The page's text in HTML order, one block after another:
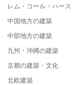
レム・コール・ハース
中国地方の建築
中部地方の建築
九州・沖縄の建築
京都の建築・文化
北欧建築